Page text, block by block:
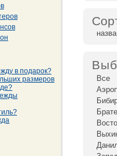
в подарок?
размеров
Все